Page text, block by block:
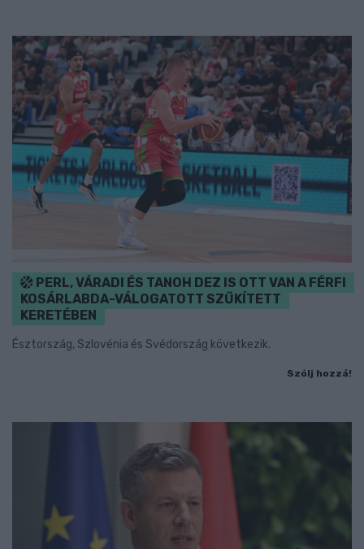
PERL, VÁRADI ÉS TANOH DEZ IS OTT VAN A FÉRFI
KOSÁRLABDA-VÁLOGATOTT SZŰKÍTETT
KERETÉBEN
Észtország, Szlovénia és Svédország következik.
Szólj hozzá!